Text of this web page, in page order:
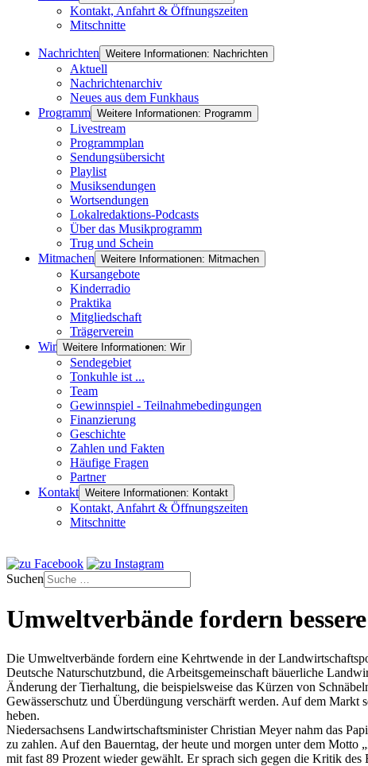
Kontakt, Anfahrt & Öffnungszeiten
Mitschnitte
Nachrichten Weitere Informationen: Nachrichten
Aktuell
Nachrichtenarchiv
Neues aus dem Funkhaus
Programm Weitere Informationen: Programm
Livestream
Programmplan
Sendungsübersicht
Playlist
Musiksendungen
Wortsendungen
Lokalredaktions-Podcasts
Über das Musikprogramm
Trug und Schein
Mitmachen Weitere Informationen: Mitmachen
Kursangebote
Kinderradio
Praktika
Mitgliedschaft
Trägerverein
Wir Weitere Informationen: Wir
Sendegebiet
Tonkuhle ist ...
Team
Gewinnspiel - Teilnahmebedingungen
Finanzierung
Geschichte
Zahlen und Fakten
Häufige Fragen
Partner
Kontakt Weitere Informationen: Kontakt
Kontakt, Anfahrt & Öffnungszeiten
Mitschnitte
Suchen
Umweltverbände fordern
Die Umweltverbände fordern eine Kehrtwende in der
Deutsche Naturschutzbund, die Arbeitsgemeinschaft bäuerliche
Änderung der Tierhaltung, die beispielsweise das Kürzen von
Gewässerschutz und Überdüngung verschärft werden. Auf dem Markt
heben.
Niedersachsens Landwirtschaftsminister Christian Meyer nahm das
zu zahlen. Auf den Bauerntag, der heute und morgen unter dem Motto
mit fast 89 Prozent wieder gewählt. Er sprach sich gegen die Kritik